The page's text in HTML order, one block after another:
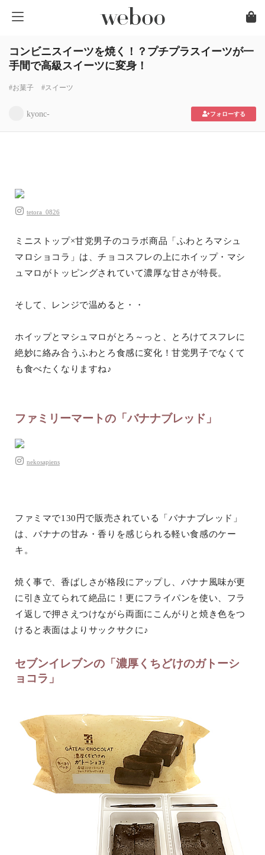
コンビニスイーツを焼く！？プチプラスイーツが一
手間で高級スイーツに変身！
#お菓子 #スイーツ
kyonc- フォローする
tetora_0826
ミニストップ×甘党男子のコラボ商品「ふわとろマシュ
マロショコラ」は、チョコスフレの上にホイップ・マシ
ュマロがトッピングされていて濃厚な甘さが特長。
そして、レンジで温めると・・
ホイップとマシュマロがとろ～っと、とろけてスフレに
絶妙に絡み合うふわとろ食感に変化！甘党男子でなくて
も食べたくなりますね♪
ファミリーマートの「バナナブレッド」
nekosapiens
ファミマで130円で販売されている「バナナブレッド」
は、バナナの甘み・香りを感じられる軽い食感のケー
キ。
焼く事で、香ばしさが格段にアップし、バナナ風味が更
に引き立てられて絶品に！更にフライパンを使い、フラ
イ返しで押さえつけながら両面にこんがりと焼き色をつ
けると表面はよりサックサクに♪
セブンイレブンの「濃厚くちどけのガトーシ
ョコラ」